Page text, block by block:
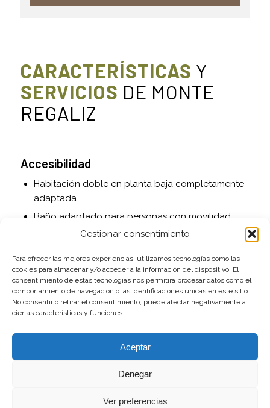
Gestionar consentimiento
Para ofrecer las mejores experiencias, utilizamos tecnologías como las
cookies para almacenar y/o acceder a la información del dispositivo. El
consentimiento de estas tecnologías nos permitirá procesar datos como el
comportamiento de navegación o las identificaciones únicas en este sitio.
No consentir o retirar el consentimiento, puede afectar negativamente a
ciertas características y funciones.
Aceptar
Denegar
Ver preferencias
CARACTERÍSTICAS Y
SERVICIOS DE MONTE
REGALIZ
Accesibilidad
Habitación doble en planta baja completamente
adaptada
Baño adaptado para personas con movilidad
Servicios adicionales
Cuna de viaje y trona disponibles bajo petición
Juguetes para niños
Cama supletoria opcional
Se admiten mascotas